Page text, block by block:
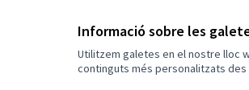
Informació sobre les
Utilitzem galetes en el nostre lloc
continguts més personalitzats
marc
(Enllaç extern)
)
A partir d'ara, es pot
l'enllaç:Adhesió - La
(Enllaç extern)